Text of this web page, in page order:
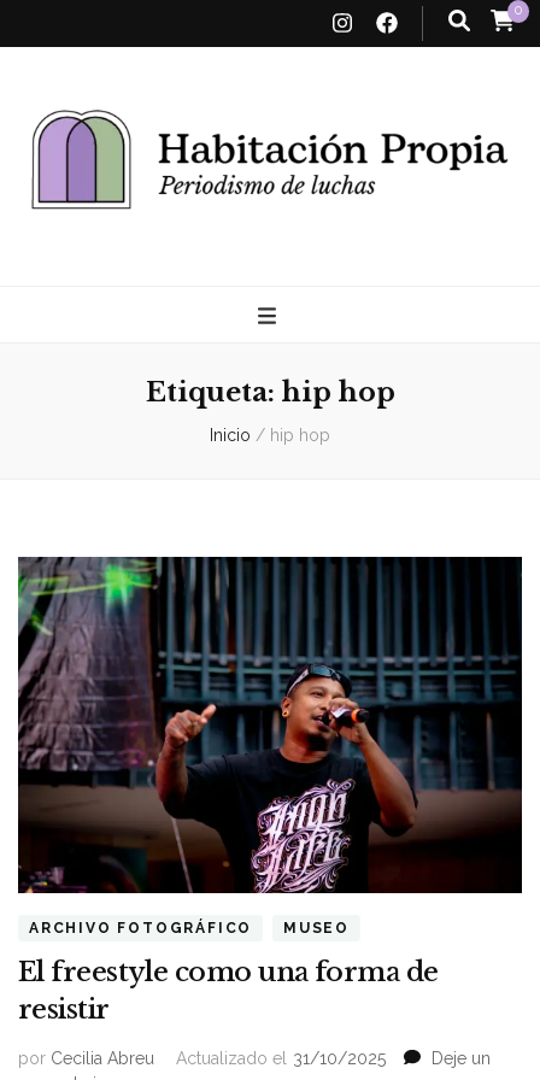
0
Propia
Etiqueta: hip hop
Inicio / hip hop
ARCHIVO FOTOGRÁFICO MUSEO
El freestyle como una forma de
resistir
por Cecilia Abreu Actualizado el 31/10/2025
Deje un